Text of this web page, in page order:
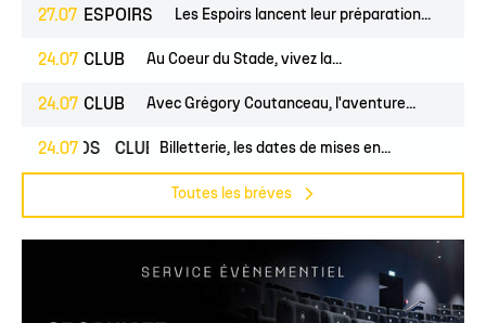
27.07 ESPOIRS Les Espoirs lancent leur préparation...
24.07 CLUB Au Coeur du Stade, vivez la...
24.07 CLUB Avec Grégory Coutanceau, l'aventure...
24.07
PROS CLUB Billetterie, les dates de mises en...
Toutes les brèves